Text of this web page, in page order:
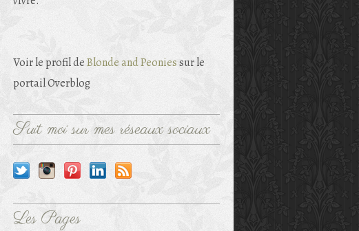
Voir le profil deBlonde and Peoniessur le
portail Overblog
Suit moi sur mes réseaux sociaux
Les Pages